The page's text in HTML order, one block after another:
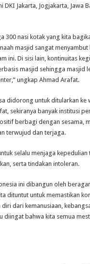
Jakarta, Jogjakarta, Jawa
300 nasi kotak yang kita
masjid sangat menyambut
ini. Di sisi lain, kontinuitas
masjid sehingga masjid
ungkap Ahmad Arafat.
didorong untuk ditularkan ke
sekiranya banyak institusi
berbagi dengan sesama,
terwujud dan terjaga.
selalu menjaga kepedulian
serta tindakan intoleran.
ini dibangun oleh
dituntut untuk memastikan
dari kemanusiaan,
diingat bahwa kita semua